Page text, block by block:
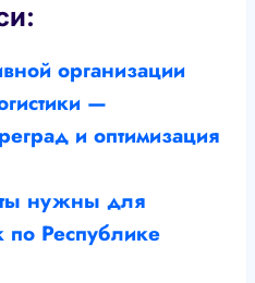
организации
—
и оптимизация
нужны для
по Республике